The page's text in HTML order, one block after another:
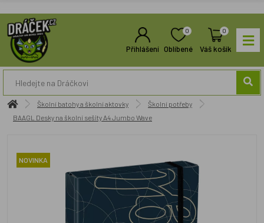
Přihlášení
0
Oblíbené
0
Váš košík
Školní batohy a školní aktovky
Školní potřeby
BAAGL Desky na školní sešity A4 Jumbo Wave
NOVINKA